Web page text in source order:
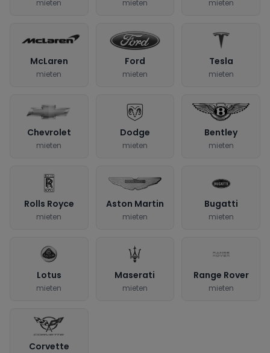
mieten mieten mieten
McLaren
mieten
Ford
mieten
Tesla
mieten
Chevrolet
mieten
Dodge
mieten
Bentley
mieten
Rolls Royce
mieten
Aston Martin
mieten
Bugatti
mieten
Lotus
mieten
Maserati
mieten
Range Rover
mieten
Corvette